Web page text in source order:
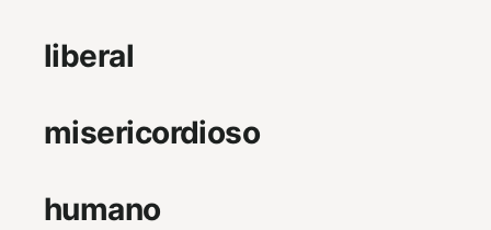
liberal
misericordioso
humano